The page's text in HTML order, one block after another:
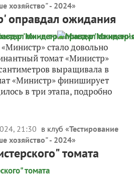
хозяйство" - 2024»
оправдал ожидания
стало довольно
томат «Министр»
выращивала в
«Министр» финиширует
в три этапа, подробно
21:30 в клуб «Тестирование
хозяйство" - 2024»
томата